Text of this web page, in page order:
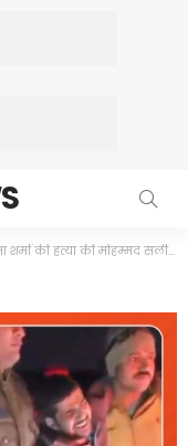
सलीम कबाड़ी और उसके अम्मी अब्बा ने,पुलिस ने किया एनकाउंटर